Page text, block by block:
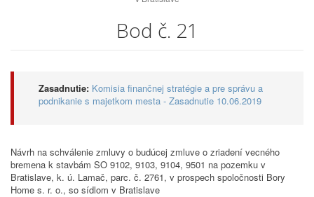
Bod č. 21
Zasadnutie: Komisia finančnej stratégie a pre správu a
podnikanie s majetkom mesta - Zasadnutie 10.06.2019
Návrh na schválenie zmluvy o budúcej zmluve o zriadení vecného
bremena k stavbám SO 9102, 9103, 9104, 9501 na pozemku v
Bratislave, k. ú. Lamač, parc. č. 2761, v prospech spoločnosti Bory
Home s. r. o., so sídlom v Bratislave